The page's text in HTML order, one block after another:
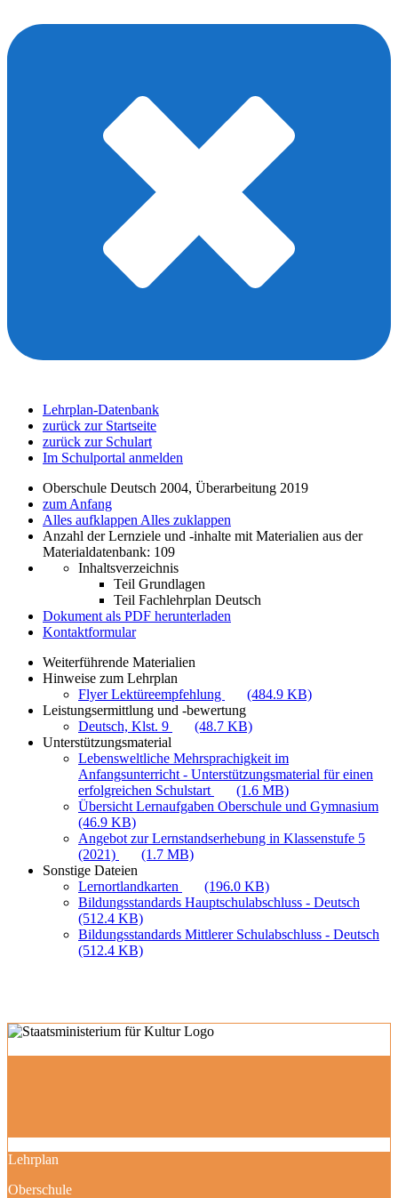
Lehrplan-Datenbank
zurück zur Startseite
zurück zur Schulart
Im Schulportal anmelden
Oberschule Deutsch 2004, Überarbeitung 2019
zum Anfang
Alles aufklappen Alles zuklappen
Anzahl der Lernziele und -inhalte mit Materialien aus der
Materialdatenbank: 109
Inhaltsverzeichnis
Teil Grundlagen
Teil Fachlehrplan Deutsch
Dokument als PDF herunterladen
Kontaktformular
Weiterführende Materialien
Hinweise zum Lehrplan
Flyer Lektüreempfehlung
(484.9 KB)
Leistungsermittlung und -bewertung
Deutsch, Klst. 9
(48.7 KB)
Unterstützungsmaterial
Lebensweltliche Mehrsprachigkeit im
Anfangsunterricht - Unterstützungsmaterial für einen
erfolgreichen Schulstart
(1.6 MB)
Übersicht Lernaufgaben Oberschule und Gymnasium
(46.9 KB)
Angebot zur Lernstandserhebung in Klassenstufe 5
(2021)
(1.7 MB)
Sonstige Dateien
Lernortlandkarten
(196.0 KB)
Bildungsstandards Hauptschulabschluss - Deutsch
(512.4 KB)
Bildungsstandards Mittlerer Schulabschluss - Deutsch
(512.4 KB)
Lehrplan
Oberschule